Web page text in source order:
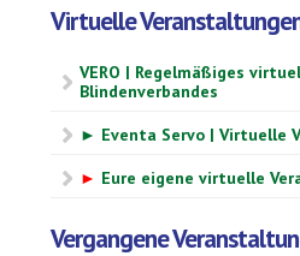
Virtuelle
VERO | Regelmäßiges
Blindenverbandes
► Eventa Servo | Virtuelle
► Eure eigene virtuelle
Vergangene